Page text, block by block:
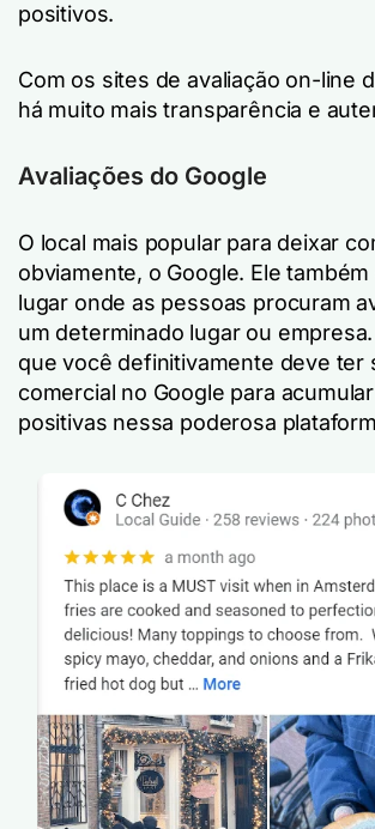
positivos.
Com os sites de avaliação on-line
há muito mais transparência e
Avaliações do Google
O local mais popular para deixar
obviamente, o Google. Ele
lugar onde as pessoas procuram
um determinado lugar ou
que você definitivamente deve ter
comercial no Google para
positivas nessa poderosa